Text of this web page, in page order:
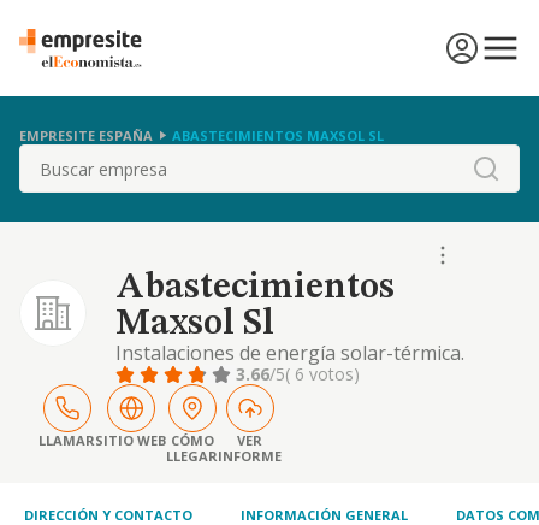
EMPRESITE ESPAÑA ABASTECIMIENTOS MAXSOL SL
Buscar
Abastecimientos
Maxsol Sl
Instalaciones de energía solar-térmica.
3.66/5( 6 votos)
LLAMARSITIO WEB CÓMO
LLEGAR
VER
INFORME
DIRECCIÓN Y CONTACTO INFORMACIÓN GENERAL DATOS